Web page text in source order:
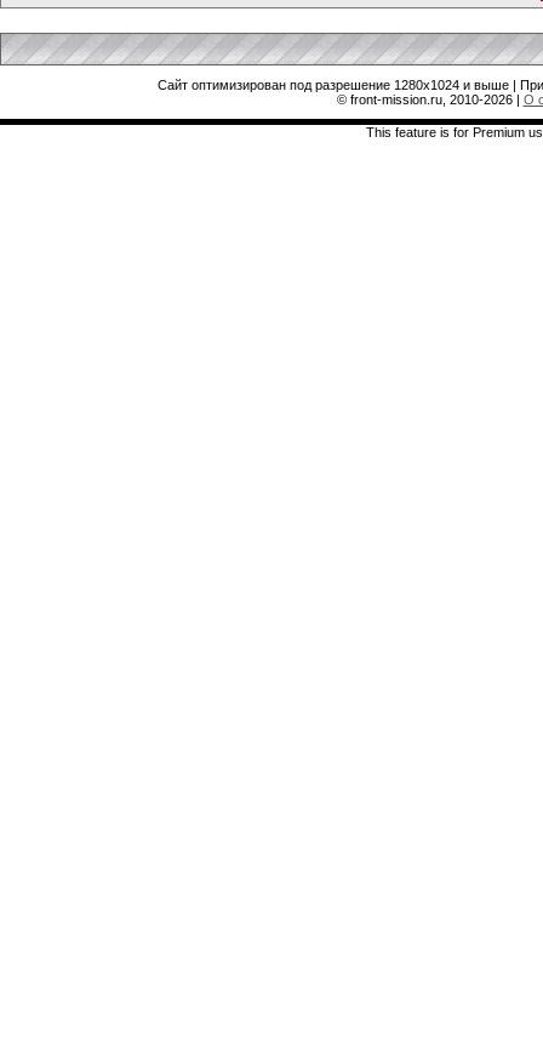
Сайт оптимизирован под разрешение 1280x1024 и выше |
© front-mission.ru, 2010-2026| О
This feature is for Premium